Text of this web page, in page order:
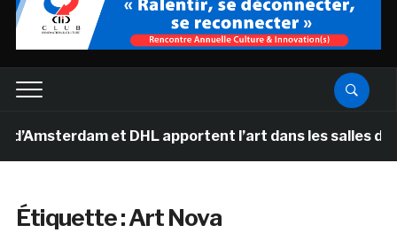
et DHL apportent l’art dans les salles de
Étiquette :Art Nova